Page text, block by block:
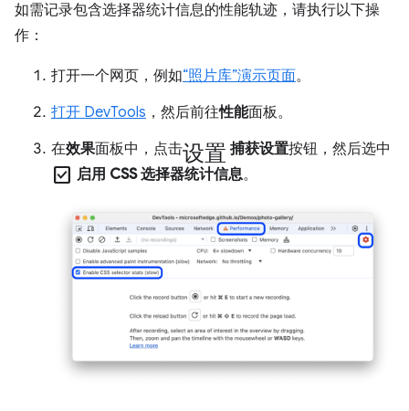
如需记录包含选择器统计信息的性能轨迹，请执行以下操
作：
打开一个网页，例如“照片库”演示页面。
打开 DevTools ，然后前往性能面板。
在效果面板中，点击设置 捕获设置按钮，然后选中
check_box 启用 CSS 选择器统计信息。